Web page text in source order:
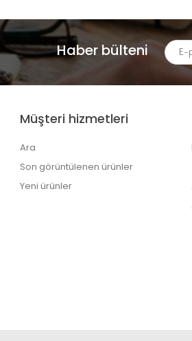
Haber bülteni
Müşteri hizmetleri
Ara
Son görüntülenen ürünler
Yeni ürünler